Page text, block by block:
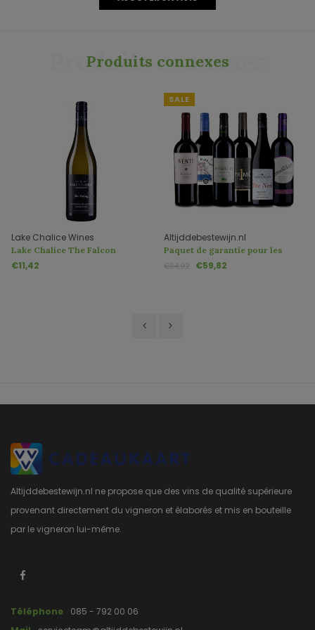
Produits connexes
Produits connexes
Lake Chalice Wines
Lake Chalice The Falcon
Sauvignon Blanc
€11,42
SALE
Altijddebestewijn.nl
Paquet de garantie pour les
femmes
€64,92 €59,82
Altijddebestewijn.nl ne propose que des vins de qualité supérieure
provenant directement du vigneron et élaborés et mis en bouteille
par le vigneron lui-même.
Téléphone
085 - 792 00 06